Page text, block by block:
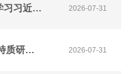
秦保强主持召开党委会 传达学习习近平总书记近期重要讲话精神 研究省委巡视反馈意见整改等工作 2026-07-31
院党委书记秦保强调研“中原特质研究”重大课题推进落实情况 2026-07-31